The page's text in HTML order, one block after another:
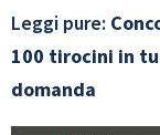
Leggi pure:
100 tirocini in
domanda